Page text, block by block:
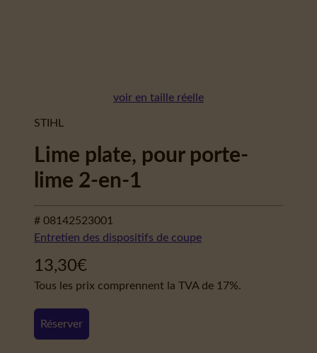
voir en taille réelle
STIHL
Lime plate, pour porte-
lime 2-en-1
# 08142523001
Entretien des dispositifs de coupe
13,30€
Tous les prix comprennent la TVA de 17%.
Réserver